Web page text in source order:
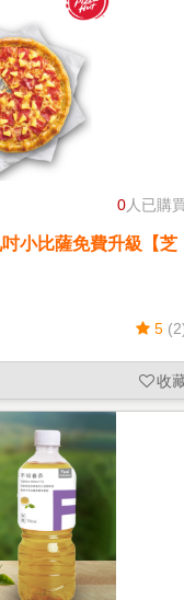
0人已購
吋小比薩免費升級【芝
5
收